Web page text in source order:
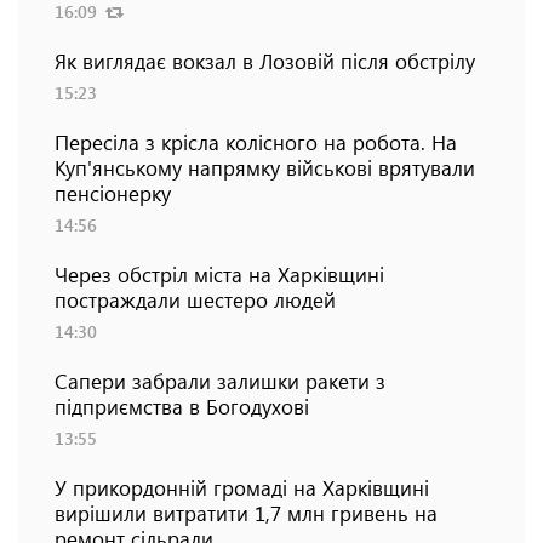
16:09
Як виглядає вокзал в Лозовій після обстрілу
15:23
Пересіла з крісла колісного на робота. На
Куп'янському напрямку військові врятували
пенсіонерку
14:56
Через обстріл міста на Харківщині
постраждали шестеро людей
14:30
Сапери забрали залишки ракети з
підприємства в Богодухові
13:55
У прикордонній громаді на Харківщині
вирішили витратити 1,7 млн гривень на